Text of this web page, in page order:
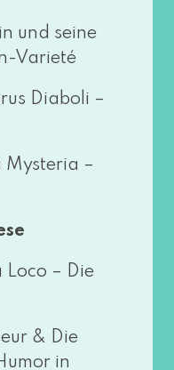
sei­ne
Varieté
Diaboli –
–
– Die
& Die
in